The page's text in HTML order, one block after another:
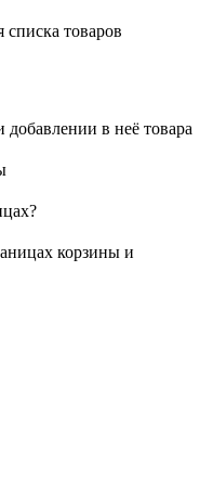
списка товаров
в неё товара
?
корзины и